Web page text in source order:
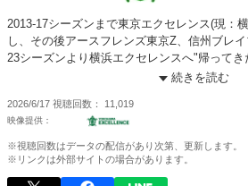
2013-17シーズンまで東京エクセレンス(現：
し、その後アースフレンズ東京Z、信州ブレ
23シーズンより横浜エクセレンスへ"帰ってき
ンを経験し、横浜エクセレンス時代にはB3優
クラブ史上最高位となる3位フィニッシュに貢
そして西山達哉は2026-27シーズンでの現役引
ズンのアシスタントゼネラルマネージャー就
続きを読む
2026/6/17 視聴回数 11,019
※視聴回数はデータの配信があり次第、更新します。
※リンクは外部サイトの場合があります。